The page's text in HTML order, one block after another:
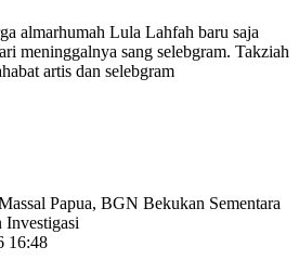
almarhumah Lula Lahfah baru saja
meninggalnya sang selebgram. Takziah
artis dan selebgram
16:48